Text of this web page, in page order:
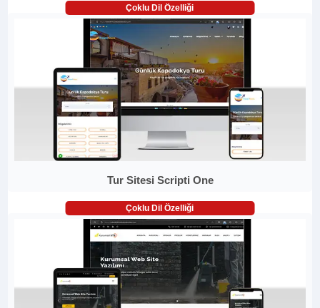
Çoklu Dil Özelliği
Tur Sitesi Scripti One
Çoklu Dil Özelliği